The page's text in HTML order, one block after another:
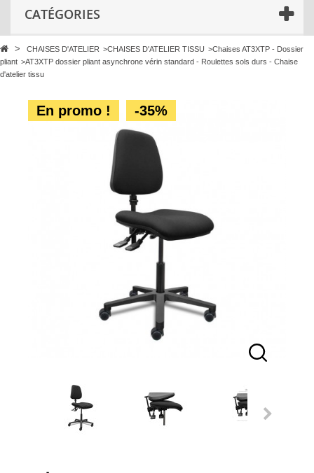
CATÉGORIES
> CHAISES D'ATELIER >CHAISES D'ATELIER TISSU >Chaises AT3XTP - Dossier
pliant >AT3XTP dossier pliant asynchrone vérin standard - Roulettes sols durs - Chaise
d'atelier tissu
En promo ! -35%